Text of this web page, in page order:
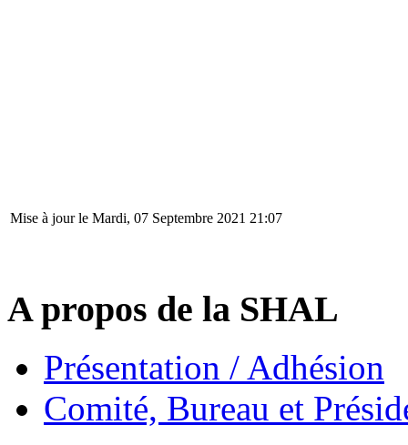
Mise à jour le Mardi, 07 Septembre 2021 21:07
A propos de la SHAL
Présentation / Adhésion
Comité, Bureau et